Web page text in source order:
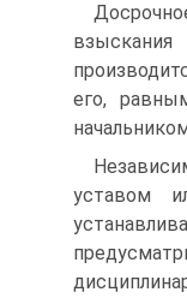
его,
уставом